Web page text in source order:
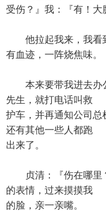
受伤？』我：『有！大
他拉起我来，我看
有血迹，一阵烧焦味。
本来要带我进去办
先生，就打电话叫救
护车，并再通知公司总
还有其他一些人都跑
出来了。
贞清：『伤在哪里
的表情，过来摸摸我
的脸，亲一亲嘴。